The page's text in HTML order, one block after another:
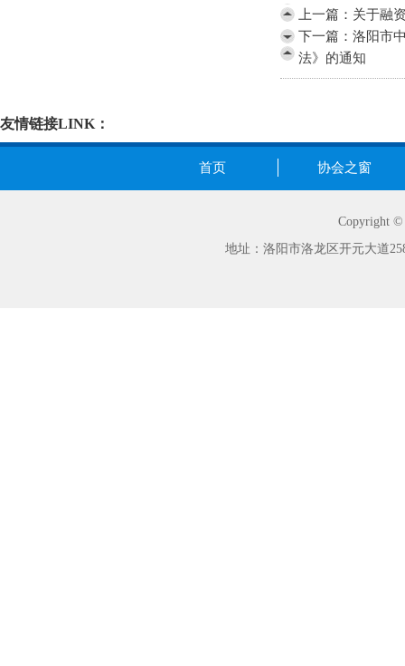
上一篇： 关于融
下一篇： 洛阳市
法》的通知
友情链接LINK：
首页 协会之窗
Copyright
地址：洛阳市洛龙区开元大道